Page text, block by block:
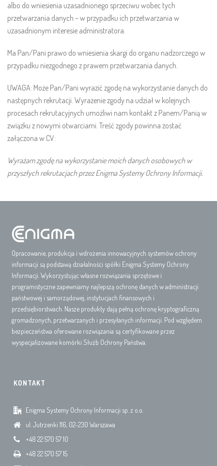
albo do wniesienia uzasadnionego sprzeciwu wobec tych
przetwarzania danych – w przypadku ich przetwarzania w
uzasadnionym interesie administratora.
Ma Pan/Pani prawo do wniesienia skargi do organu nadzorczego w
przypadku niezgodnego z prawem przetwarzania danych.
UWAGA: Może Pan/Pani wyrazić zgodę na wykorzystanie danych do
następnych rekrutacji. Wyrażenie zgody na udział w kolejnych
procesach rekrutacyjnych umożliwi nam kontakt z Panem/Panią w
związku z nowymi otwarciami. Treść zgody powinna zostać
załączona w CV:
Wyrażam zgodę na wykorzystanie moich danych osobowych w
przyszłych rekrutacjach przez Enigma Systemy Ochrony Informacji.
Opracowanie, produkcja i wdrożenia innowacyjnych systemów ochrony
informacji są podstawą działalności spółki Enigma Systemy Ochrony
Informacji. Wykorzystując własne rozwiązania sprzętowe i
programistyczne zapewniamy najlepszą ochronę danych w administracji
państwowej i samorządowej, instytucjach finansowych i
przedsiębiorstwach. Nasze produkty dają pełną ochronę kryptograficzną
gromadzonych, przetwarzanych i przesyłanych informacji. Pod względem
bezpieczeństwa oferowane rozwiązania są certyfikowane przez
wyspecjalizowane komórki Służb Ochrony Państwa.
KONTAKT
Enigma Systemy Ochrony Informacji sp. z o.o.
ul. Jutrzenki 116, 02-230 Warszawa
+48 22 570 57 10
+48 22 570 57 15